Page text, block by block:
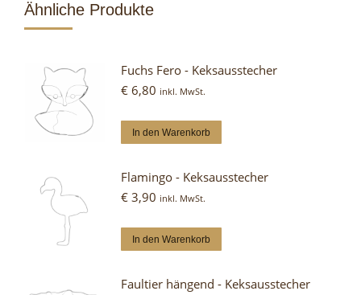
Ähnliche Produkte
Fuchs Fero - Keksausstecher
€ 6,80 inkl. MwSt.
In den Warenkorb
Flamingo - Keksausstecher
€ 3,90 inkl. MwSt.
In den Warenkorb
Faultier hängend - Keksausstecher